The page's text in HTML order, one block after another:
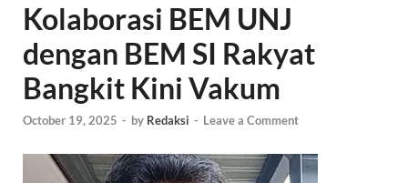
Kolaborasi BEM UNJ
dengan BEM SI Rakyat
Bangkit Kini Vakum
October 19, 2025 - by Redaksi - Leave a Comment